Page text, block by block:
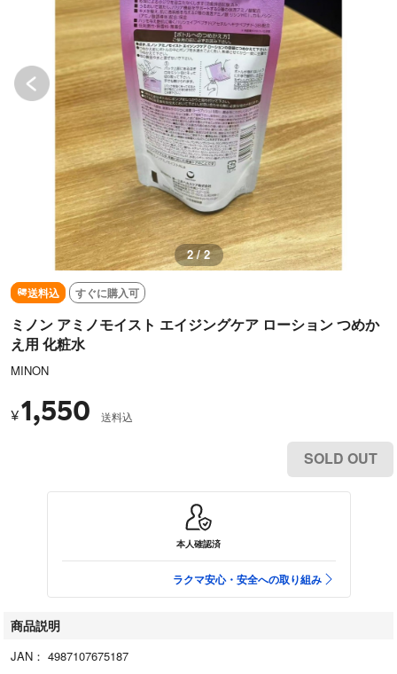
2 / 2
送料込 すぐに購入可
ミノン アミノモイスト エイジングケア ローション つめか
え用 化粧水
MINON
¥1,550 送料込
SOLD OUT
本人確認済
ラクマ安心・安全への取り組み
商品説明
JAN： 4987107675187